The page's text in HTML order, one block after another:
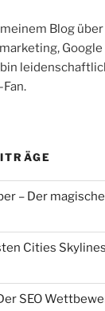
Blog über
Google
– Der
Cities
SEO